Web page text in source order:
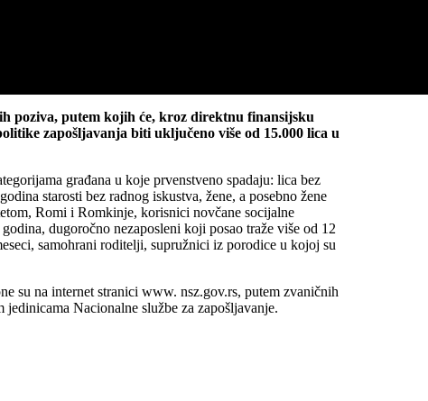
poziva, putem kojih će, kroz direktnu finansijsku
zapošljavanja biti uključeno više od 15.000 lica u
građana u koje prvenstveno spadaju: lica bez
starosti bez radnog iskustva, žene, a posebno žene
Romi i Romkinje, korisnici novčane socijalne
dugoročno nezaposleni koji posao traže više od 12
samohrani roditelji, supružnici iz porodice u kojoj su
su na internet stranici www. nsz.gov.rs, putem zvaničnih
Nacionalne službe za zapošljavanje.